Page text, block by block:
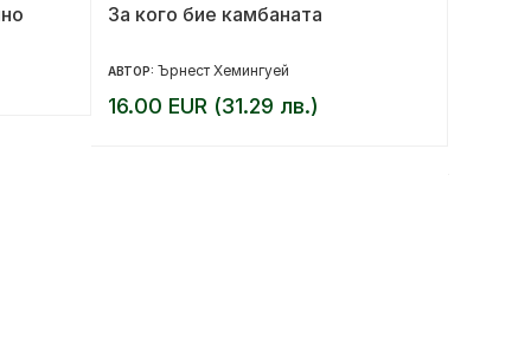
За кого бие камбаната
АВТОР: Ърнест Хемингуей
16.00 EUR (31.29 лв.)